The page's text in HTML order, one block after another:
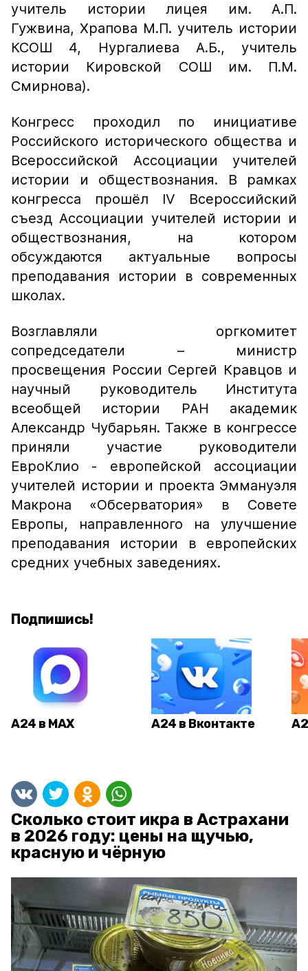
учитель истории лицея им. А.П.
Гужвина, Храпова М.П. учитель истории
КСОШ 4, Нургалиева А.Б., учитель
истории Кировской СОШ им. П.М.
Смирнова).
Конгресс проходил по инициативе
Российского исторического общества и
Всероссийской Ассоциации учителей
истории и обществознания. В рамках
конгресса прошёл IV Всероссийский
съезд Ассоциации учителей истории и
обществознания, на котором
обсуждаются актуальные вопросы
преподавания истории в современных
школах.
Возглавляли оргкомитет
сопредседатели – министр
просвещения России Сергей Кравцов и
научный руководитель Института
всеобщей истории РАН академик
Александр Чубарьян. Также в конгрессе
приняли участие руководители
ЕвроКлио - европейской ассоциации
учителей истории и проекта Эммануэля
Макрона «Обсерватория» в Совете
Европы, направленного на улучшение
преподавания истории в европейских
средних учебных заведениях.
Подпишись!
А24 в MAX А24 в Вконтакте
Сколько стоит икра в Астрахани
в 2026 году: цены на щучью,
красную и чёрную